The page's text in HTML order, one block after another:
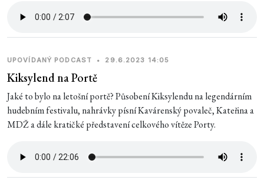
UPOVÍDANÝ PODCAST • 29.6.2023 14:05
Kiksylend na Portě
Jaké to bylo na letošní portě? Působení Kiksylendu na legendárním
hudebním festivalu, nahrávky písní Kavárenský povaleč, Kateřina a
MDŽ a dále kratičké představení celkového vítěze Porty.